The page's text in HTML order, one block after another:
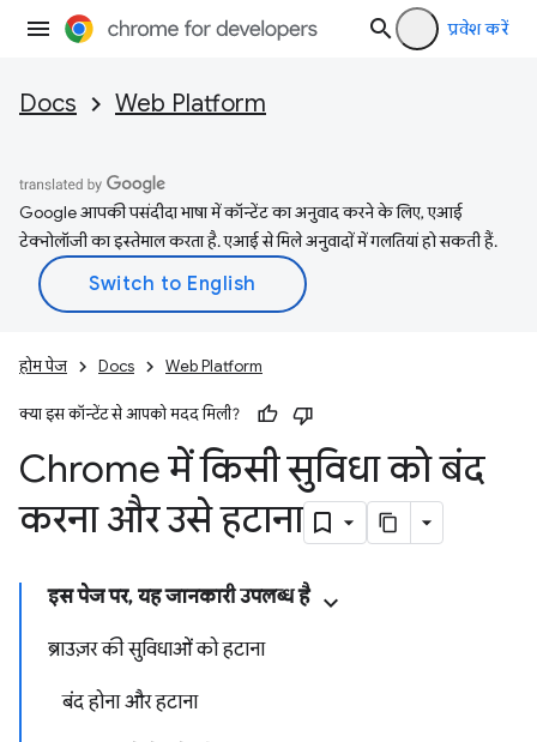
प्रवेश करें
Docs Web Platform
Google आपकी पसंदीदा भाषा में कॉन्टेंट का अनुवाद करने के लिए, एआई
टेक्नोलॉजी का इस्तेमाल करता है. एआई से मिले अनुवादों में गलतियां हो सकती हैं.
होम पेज Docs Web Platform
क्या इस कॉन्टेंट से आपको मदद मिली?
Chrome में किसी सुविधा को बंद
करना और उसे हटाना
इस पेज पर, यह जानकारी उपलब्ध है
ब्राउज़र की सुविधाओं को हटाना
बंद होना और हटाना